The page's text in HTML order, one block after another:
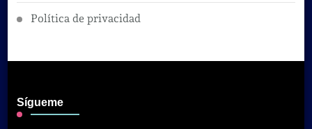
Política de privacidad
Sígueme